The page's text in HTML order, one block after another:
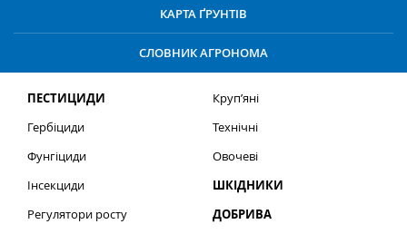
КАРТА ҐРУНТІВ
СЛОВНИК АГРОНОМА
ПЕСТИЦИДИ
Гербіциди
Фунгіциди
Інсекциди
Регулятори росту
Круп’яні
Технічні
Овочеві
ШКІДНИКИ
ДОБРИВА